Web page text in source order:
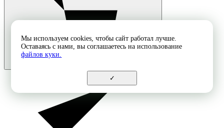
Мы используем cookies, чтобы сайт работал лучше.
Оставаясь с нами, вы соглашаетесь на использование
файлов куки.
✓